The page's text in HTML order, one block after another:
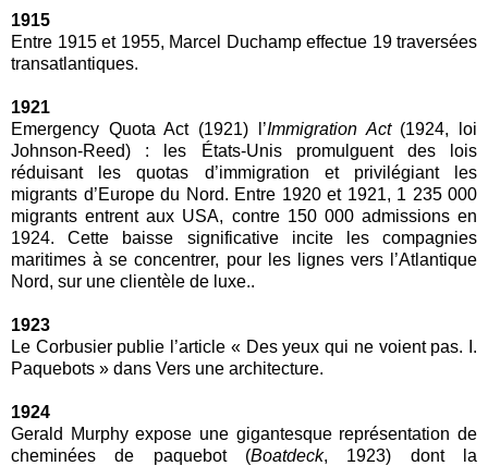
1915
Entre 1915 et 1955, Marcel Duchamp effectue 19 traversées
transatlantiques.
1921
Emergency Quota Act (1921) l’Immigration Act(1924, loi
Johnson-Reed) : les États-Unis promulguent des lois
réduisant les quotas d’immigration et privilégiant les
migrants d’Europe du Nord. Entre 1920 et 1921, 1 235 000
migrants entrent aux USA, contre 150 000 admissions en
1924. Cette baisse significative incite les compagnies
maritimes à se concentrer, pour les lignes vers l’Atlantique
Nord, sur une clientèle de luxe..
1923
Le Corbusier publie l’article « Des yeux qui ne voient pas. I.
Paquebots » dans Vers une architecture.
1924
Gerald Murphy expose une gigantesque représentation de
cheminées de paquebot (Boatdeck, 1923) dont la